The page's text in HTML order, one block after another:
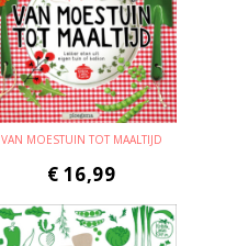
VAN MOESTUIN TOT MAALTIJD
€ 16,99